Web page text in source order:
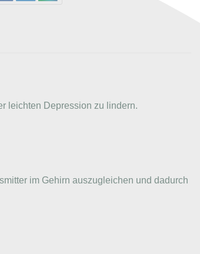
leichten Depression zu lindern.
im Gehirn auszugleichen und dadurch